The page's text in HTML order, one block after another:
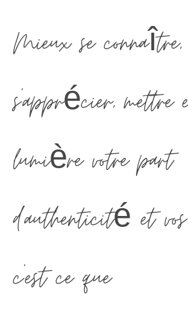
Mieux se
s'apprécier, mettre
lumière votre part
d'authenticité et
c'est ce que